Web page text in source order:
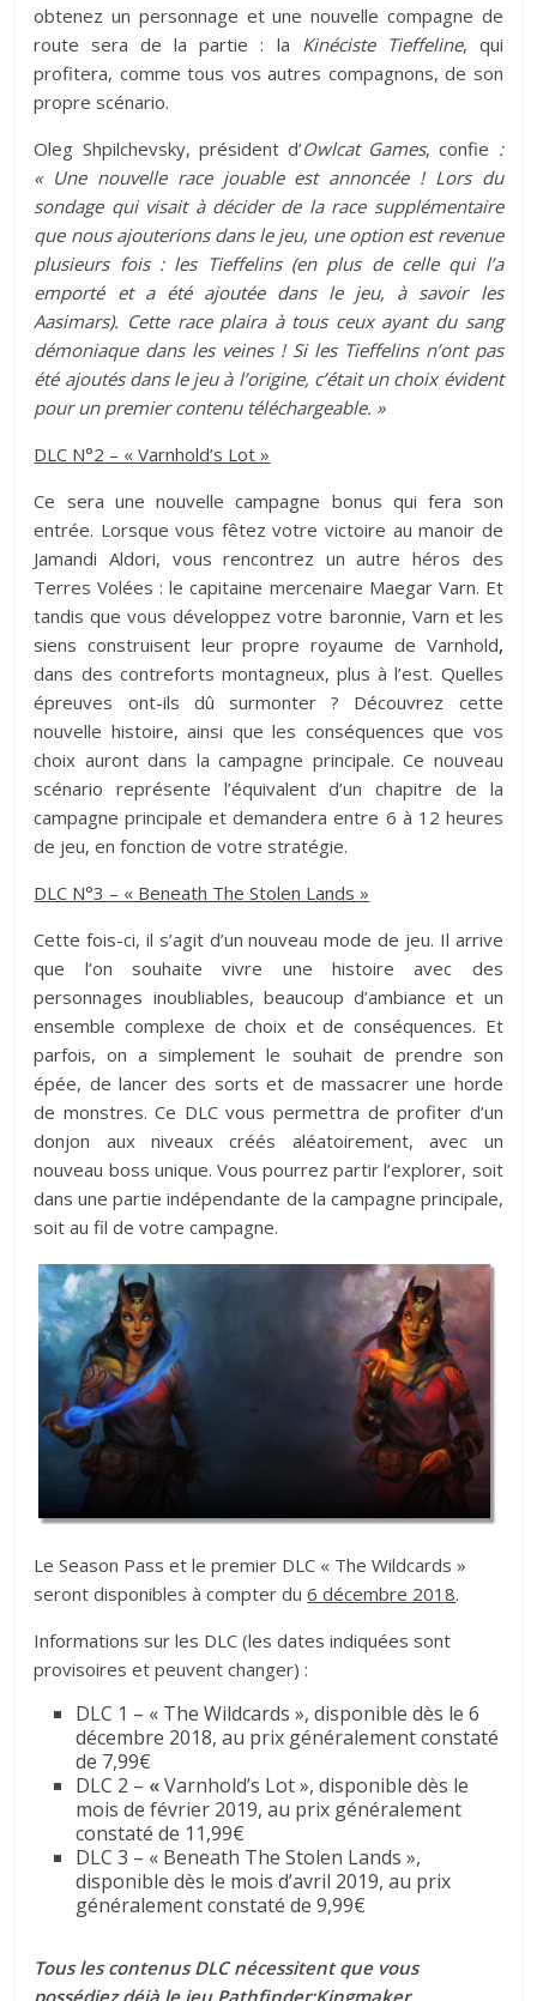
obtenez un personnage et une nouvelle compagne de
route sera de la partie : la Kinéciste Tieffeline, qui
profitera, comme tous vos autres compagnons, de son
propre scénario.
Oleg Shpilchevsky, président d’Owlcat Games, confie :
« Une nouvelle race jouable est annoncée ! Lors du
sondage qui visait à décider de la race supplémentaire
que nous ajouterions dans le jeu, une option est revenue
plusieurs fois : les Tieffelins (en plus de celle qui l’a
emporté et a été ajoutée dans le jeu, à savoir les
Aasimars). Cette race plaira à tous ceux ayant du sang
démoniaque dans les veines ! Si les Tieffelins n’ont pas
été ajoutés dans le jeu à l’origine, c’était un choix évident
pour un premier contenu téléchargeable. »
DLC N°2 – « Varnhold’s Lot »
Ce sera une nouvelle campagne bonus qui fera son
entrée. Lorsque vous fêtez votre victoire au manoir de
Jamandi Aldori, vous rencontrez un autre héros des
Terres Volées : le capitaine mercenaire Maegar Varn. Et
tandis que vous développez votre baronnie, Varn et les
siens construisent leur propre royaume de Varnhold,
dans des contreforts montagneux, plus à l’est. Quelles
épreuves ont-ils dû surmonter ? Découvrez cette
nouvelle histoire, ainsi que les conséquences que vos
choix auront dans la campagne principale. Ce nouveau
scénario représente l’équivalent d’un chapitre de la
campagne principale et demandera entre 6 à 12 heures
de jeu, en fonction de votre stratégie.
DLC N°3 – « Beneath The Stolen Lands »
Cette fois-ci, il s’agit d’un nouveau mode de jeu. Il arrive
que l’on souhaite vivre une histoire avec des
personnages inoubliables, beaucoup d’ambiance et un
ensemble complexe de choix et de conséquences. Et
parfois, on a simplement le souhait de prendre son
épée, de lancer des sorts et de massacrer une horde
de monstres. Ce DLC vous permettra de profiter d’un
donjon aux niveaux créés aléatoirement, avec un
nouveau boss unique. Vous pourrez partir l’explorer, soit
dans une partie indépendante de la campagne principale,
soit au fil de votre campagne.
Le Season Pass et le premier DLC « The Wildcards »
seront disponibles à compter du6 décembre 2018.
Informations sur les DLC (les dates indiquées sont
provisoires et peuvent changer) :
DLC 1 – « The Wildcards », disponible dès le 6
décembre 2018, au prix généralement constaté
de 7,99€
DLC 2 – «Varnhold’s Lot », disponible dès le
mois de février 2019, au prix généralement
constaté de 11,99€
DLC 3 – « Beneath The Stolen Lands »,
disponible dès le mois d’avril 2019, au prix
généralement constaté de 9,99€
Tous les contenus DLC nécessitent que vous
possédiez déjà le jeu Pathfinder:Kingmaker.